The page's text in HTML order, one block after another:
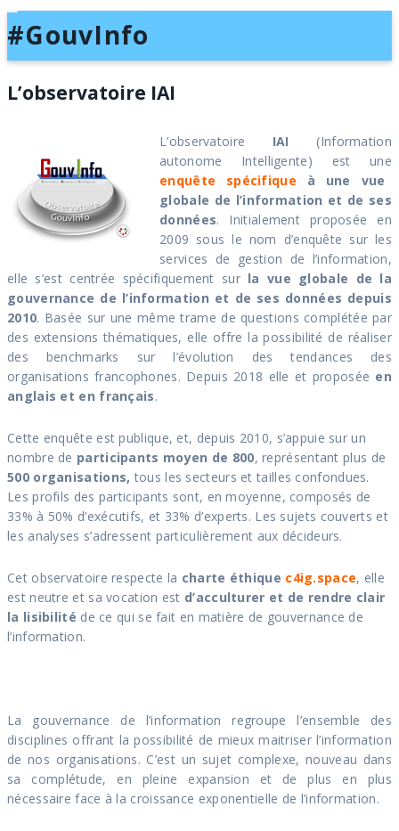
o
g
g
e
n
n
#GouvInfo
L’observatoire IAI
L’observatoire IAI (Information
autonome Intelligente) est une
enquête spécifique à une vue
globale de l’information et de ses
données. Initialement proposée en
2009 sous le nom d’enquête sur les
services de gestion de l’information,
elle s’est centrée spécifiquement sur la vue globale de la
gouvernance de l’information et de ses données depuis
2010. Basée sur une même trame de questions complétée par
des extensions thématiques, elle offre la possibilité de réaliser
des benchmarks sur l’évolution des tendances des
organisations francophones. Depuis 2018 elle et proposée en
anglais et en français.
Cette enquête est publique, et, depuis 2010, s’appuie sur un
nombre de participants moyen de 800, représentant plus de
500 organisations, tous les secteurs et tailles confondues.
Les profils des participants sont, en moyenne, composés de
33% à 50% d’exécutifs, et 33% d’experts. Les sujets couverts et
les analyses s’adressent particulièrement aux décideurs.
Cet observatoire respecte la charte éthique c4ig.space, elle
est neutre et sa vocation est d’acculturer et de rendre clair
la lisibilité de ce qui se fait en matière de gouvernance de
l’information.
La gouvernance de l’information regroupe l’ensemble des
disciplines offrant la possibilité de mieux maitriser l’information
de nos organisations. C’est un sujet complexe, nouveau dans
sa complétude, en pleine expansion et de plus en plus
nécessaire face à la croissance exponentielle de l’information.